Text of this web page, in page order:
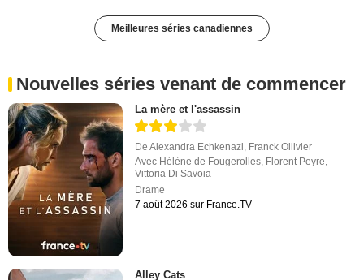
Meilleures séries canadiennes
Nouvelles séries venant de commencer
La mère et l'assassin
DeAlexandra Echkenazi, Franck Ollivier
Avec Hélène de Fougerolles, Florent Peyre,
Vittoria Di Savoia
Drame
7 août 2026 sur France.TV
Alley Cats